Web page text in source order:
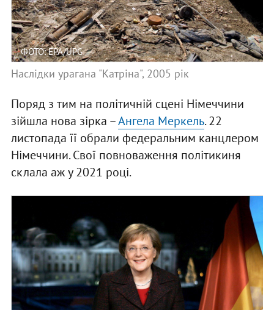
ФОТО: EPA/UPG
Наслідки урагана "Катріна", 2005 рік
Поряд з тим на політичній сцені Німеччини
зійшла нова зірка –Ангела Меркель. 22
листопада її обрали федеральним канцлером
Німеччини. Свої повноваження політикиня
склала аж у 2021 році.